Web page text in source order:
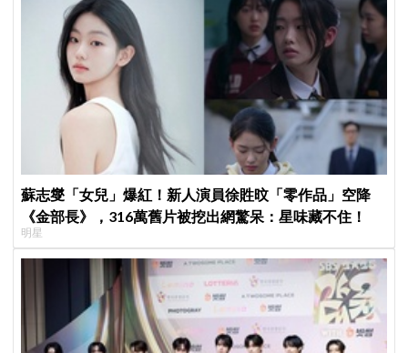
蘇志燮「女兒」爆紅！新人演員徐貹旼「零作品」空降
《金部長》，316萬舊片被挖出網驚呆：星味藏不住！
明星